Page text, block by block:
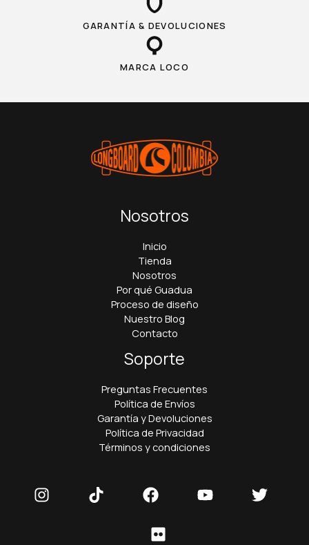
GARANTÍA & DEVOLUCIONES
MARCA LOCO
Nosotros
Inicio
Tienda
Nosotros
Por qué Guadua
Proceso de diseño
Nuestro Blog
Contacto
Soporte
Preguntas Frecuentes
Política de Envíos
Garantía y Devoluciones
Política de Privacidad
Términos y condiciones